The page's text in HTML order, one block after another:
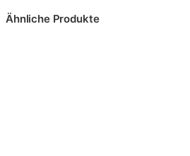
Ähnliche Produkte